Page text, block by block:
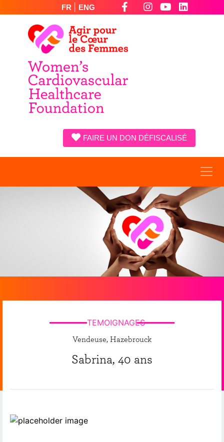
FR ENG
FAIRE UN DON DÉFISCALISÉ
TEMOIGNAGES
Vendeuse, Hazebrouck
Sabrina, 40 ans